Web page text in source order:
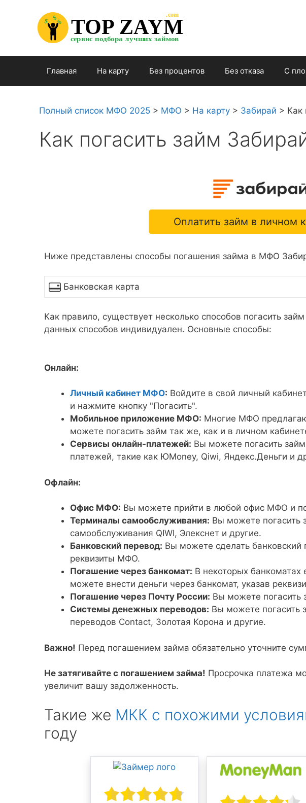
содержимому
TOP ZAYM
сервис подбора лучших займов
.com
$
$
$
Главная На карту Без процентов Без отказа С
Полный список МФО 2025 > МФО > На карту > Забирай > Как
Как погасить займ
Оплатить займ в личном
Ниже представлены способы погашения займа в МФО
Банковская карта
Как правило, существует несколько способов погасить
данных способов индивидуален. Основные способы:
Онлайн:
Личный кабинет МФО: Войдите в свой личный
и нажмите кнопку "Погасить".
Мобильное приложение МФО: Многие МФО
можете погасить займ так же, как и в личном
Сервисы онлайн-платежей: Вы можете погасить
платежей, такие как ЮMoney, Qiwi, Яндекс.Деньги и
Офлайн:
Офис МФО: Вы можете прийти в любой офис МФО и
Терминалы самообслуживания: Вы можете погасить
самообслуживания QIWI, Элекснет и другие.
Банковский перевод: Вы можете сделать
реквизиты МФО.
Погашение через банкомат: В некоторых
можете внести деньги через банкомат, указав
Погашение через Почту России: Вы можете погасить
Системы денежных переводов: Вы можете погасить
переводов Contact, Золотая Корона и другие.
Важно! Перед погашением займа обязательно уточните
Не затягивайте с погашением займа! Просрочка платежа
увеличит вашу задолженность.
Такие же МКК с похожими
году